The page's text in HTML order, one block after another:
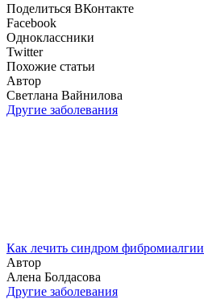
Поделиться ВКонтакте
Facebook
Одноклассники
Twitter
Похожие статьи
Автор
Светлана Вайнилова
Другие заболевания
Как лечить синдром фибромиалгии
Автор
Алена Болдасова
Другие заболевания